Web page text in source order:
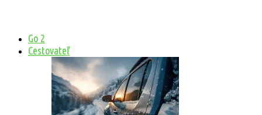
Go 2
Cestovateľ